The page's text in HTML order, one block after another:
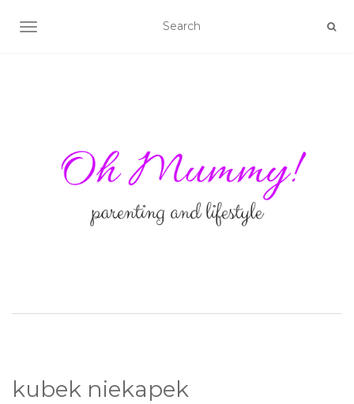
TOGGLE NAVIGATION
kubek niekapek